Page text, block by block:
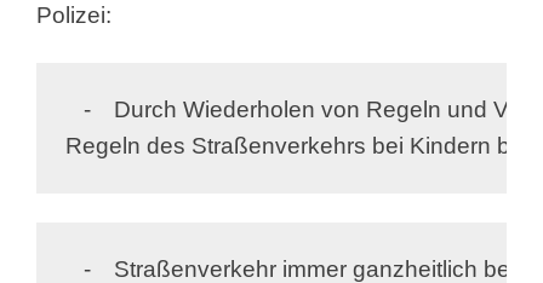
Polizei:
   -	Durch Wiederholen von Regeln und Vorschriften prägen sich die
Regeln des Straßenverkehrs bei Kindern
   -	Straßenverkehr immer ganzheitlich betrachten. Dies umfasst neben